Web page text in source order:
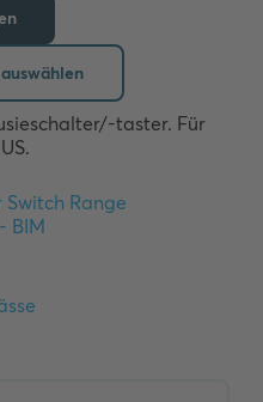
taster. Für